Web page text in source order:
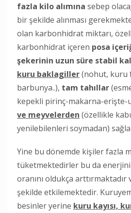
fazla kilo alımına sebep
bir şekilde alınması
olan karbonhidrat miktarı,
karbonhidrat içeren posa
şekerinin uzun süre stabil
kuru baklagiller(nohut, kuru
barbunya..), tam tahıllar
kepekli pirinç-makarna-erişte-
ve meyvelerden (özellikle
yenilebilenleri soymadan)
Yine bu dönemde kişiler fazla
tüketmektedirler bu da
oranını oldukça arttırmaktadır
şekilde etkilemektedir.
besinler yerine kuru kayısı,